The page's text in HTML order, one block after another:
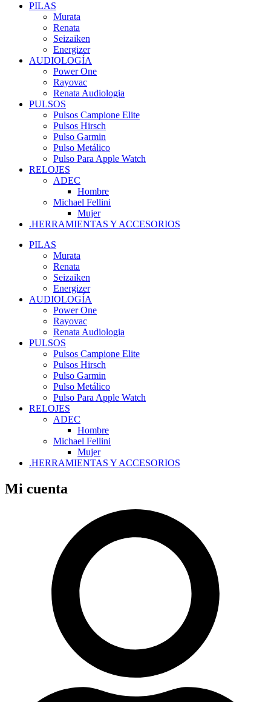
PILAS
Murata
Renata
Seizaiken
Energizer
AUDIOLOGÍA
Power One
Rayovac
Renata Audiologia
PULSOS
Pulsos Campione Elite
Pulsos Hirsch
Pulso Garmin
Pulso Metálico
Pulso Para Apple Watch
RELOJES
ADEC
Hombre
Michael Fellini
Mujer
.HERRAMIENTAS Y ACCESORIOS
PILAS
Murata
Renata
Seizaiken
Energizer
AUDIOLOGÍA
Power One
Rayovac
Renata Audiologia
PULSOS
Pulsos Campione Elite
Pulsos Hirsch
Pulso Garmin
Pulso Metálico
Pulso Para Apple Watch
RELOJES
ADEC
Hombre
Michael Fellini
Mujer
.HERRAMIENTAS Y ACCESORIOS
Mi cuenta